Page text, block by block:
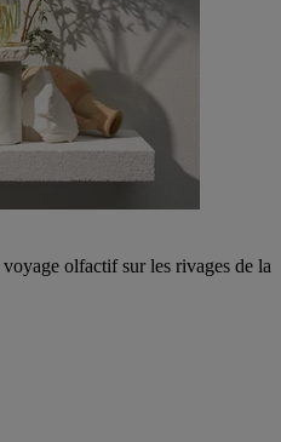
olfactif sur les rivages de la